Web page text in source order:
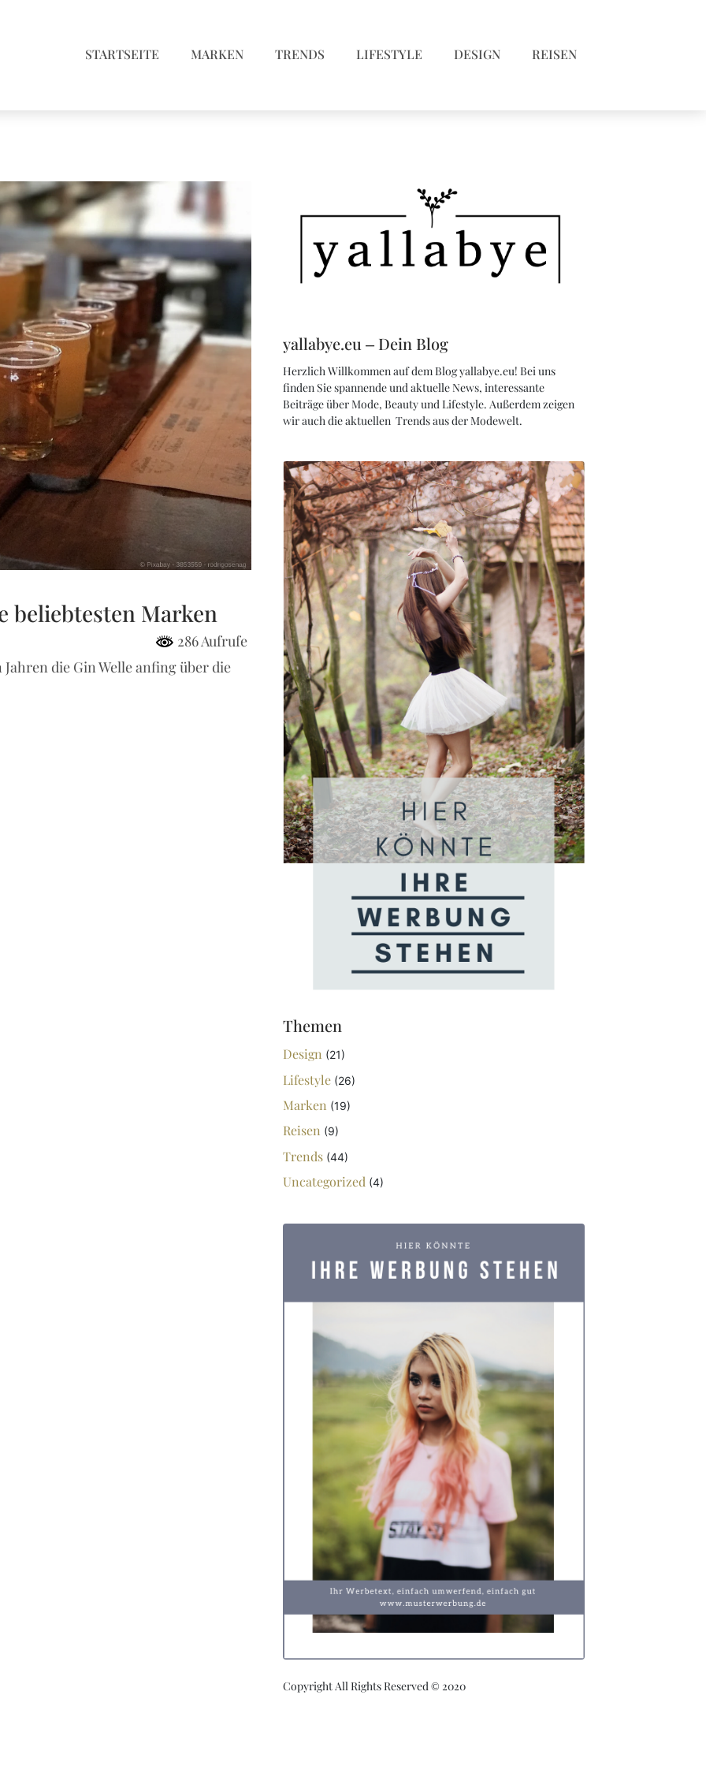
STARTSEITE MARKEN TRENDS LIFESTYLE DESIGN REISEN
beliebtesten Marken
286 Aufrufe
die Gin Welle anfing über die
yallabye.eu – Dein Blog
Herzlich Willkommen auf dem Blog yallabye.eu! Bei uns
finden Sie spannende und aktuelle News, interessante
Beiträge über Mode, Beauty und Lifestyle. Außerdem zeigen
wir auch die aktuellen Trends aus der Modewelt.
Themen
Design (21)
Lifestyle(26)
Marken (19)
Reisen (9)
Trends(44)
Uncategorized (4)
Copyright All Rights Reserved © 2020